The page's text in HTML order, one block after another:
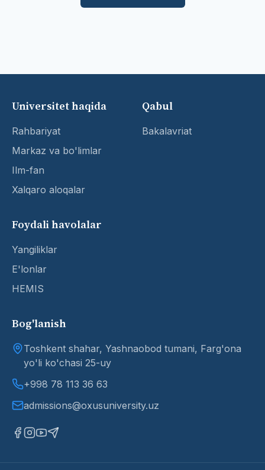
Universitet haqida
Rahbariyat
Markaz va bo'limlar
Ilm-fan
Xalqaro aloqalar
Qabul
Bakalavriat
Foydali havolalar
Yangiliklar
E'lonlar
HEMIS
Bog'lanish
Toshkent shahar, Yashnaobod tumani, Farg'ona
yo'li ko'chasi 25-uy
+998 78 113 36 63
admissions@oxusuniversity.uz